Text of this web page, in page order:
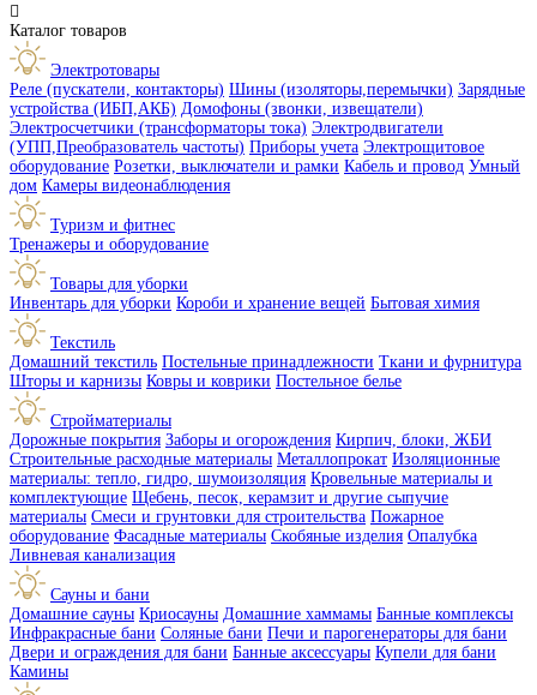

Каталог товаров
Электротовары
Реле (пускатели, контакторы) Шины (изоляторы,перемычки) Зарядные
устройства (ИБП,АКБ) Домофоны (звонки, извещатели)
Электросчетчики (трансформаторы тока) Электродвигатели
(УПП,Преобразователь частоты) Приборы учета Электрощитовое
оборудование Розетки, выключатели и рамки Кабель и провод Умный
дом Камеры видеонаблюдения
Туризм и фитнес
Тренажеры и оборудование
Товары для уборки
Инвентарь для уборки Короби и хранение вещей Бытовая химия
Текстиль
Домашний текстиль Постельные принадлежности Ткани и фурнитура
Шторы и карнизы Ковры и коврики Постельное белье
Стройматериалы
Дорожные покрытия Заборы и огорождения Кирпич, блоки, ЖБИ
Строительные расходные материалы Металлопрокат Изоляционные
материалы: тепло, гидро, шумоизоляция Кровельные материалы и
комплектующие Щебень, песок, керамзит и другие сыпучие
материалы Смеси и грунтовки для строительства Пожарное
оборудование Фасадные материалы Скобяные изделия Опалубка
Ливневая канализация
Сауны и бани
Домашние сауны Криосауны Домашние хаммамы Банные комплексы
Инфракрасные бани Соляные бани Печи и парогенераторы для бани
Двери и ограждения для бани Банные аксессуары Купели для бани
Камины